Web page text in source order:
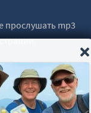
прослушать mp3
права защищены.